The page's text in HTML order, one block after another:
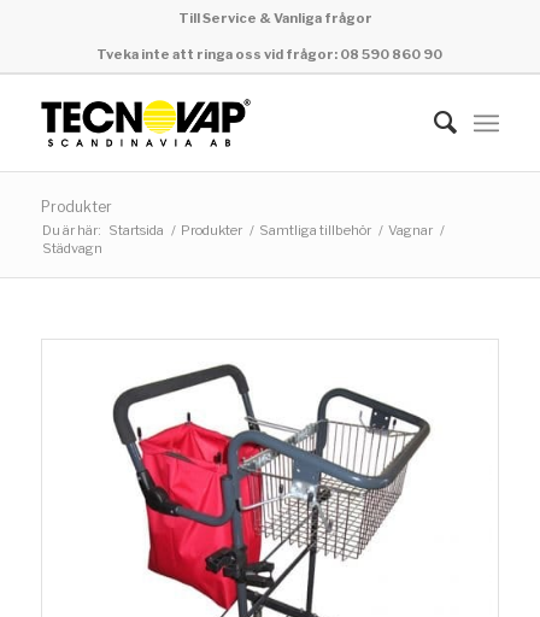
Till Service & Vanliga frågor
Tveka inte att ringa oss vid frågor: 08 590 860 90
Produkter
Du är här: Startsida / Produkter / Samtliga tillbehör / Vagnar /
Städvagn